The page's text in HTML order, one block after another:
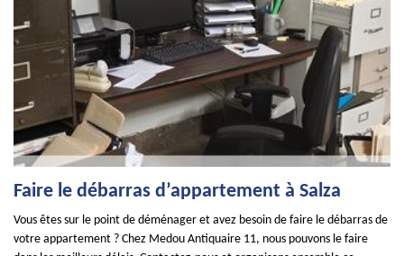
Faire le débarras d’appartement à Salza
Vous êtes sur le point de déménager et avez besoin de faire le débarras de
votre appartement ? Chez Medou Antiquaire 11, nous pouvons le faire